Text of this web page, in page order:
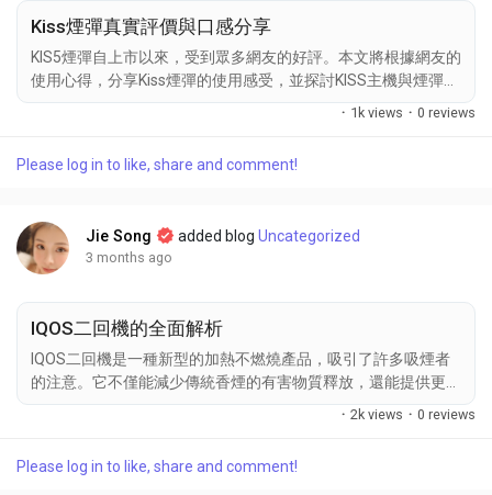
Kiss煙彈真實評價與口感分享
KIS5煙彈自上市以來，受到眾多網友的好評。本文將根據網友的
使用心得，分享Kiss煙彈的使用感受，並探討KISS主機與煙彈的
搭配效果，幫助消費者了解該產品的真實表現，為選購提供參
KIS5主機完美對接，使用時輕鬆插拔，無需複雜操作，對於新手
感，讓每次使用都充滿了滿足感。 煙霧量與口感的表現 根據網
友的使用心得，Kis5電子煙煙彈的煙霧量恰到好處，濃密且順
暢。無論是經典煙草口味還是清新的薄荷味，都能帶來強烈的滿
提供不錯的體驗。 KISS主機的穩定性與操作簡便性...
· 1k views · 0 reviews
Please log in to like, share and comment!
Jie Song added blog Uncategorized
3 months ago
IQOS二回機的全面解析
IQOS二回機是一種新型的加熱不燃燒產品，吸引了許多吸煙者
的注意。它不僅能減少傳統香煙的有害物質釋放，還能提供更清
新的吸煙體驗。 IQOS二回機的基本介紹 IQOS 二 回 機是專門設
一種更健康的替代方案，吸引了越來越多的使用者。 IQOS二回
· 2k views · 0 reviews
Please log in to like, share and comment!